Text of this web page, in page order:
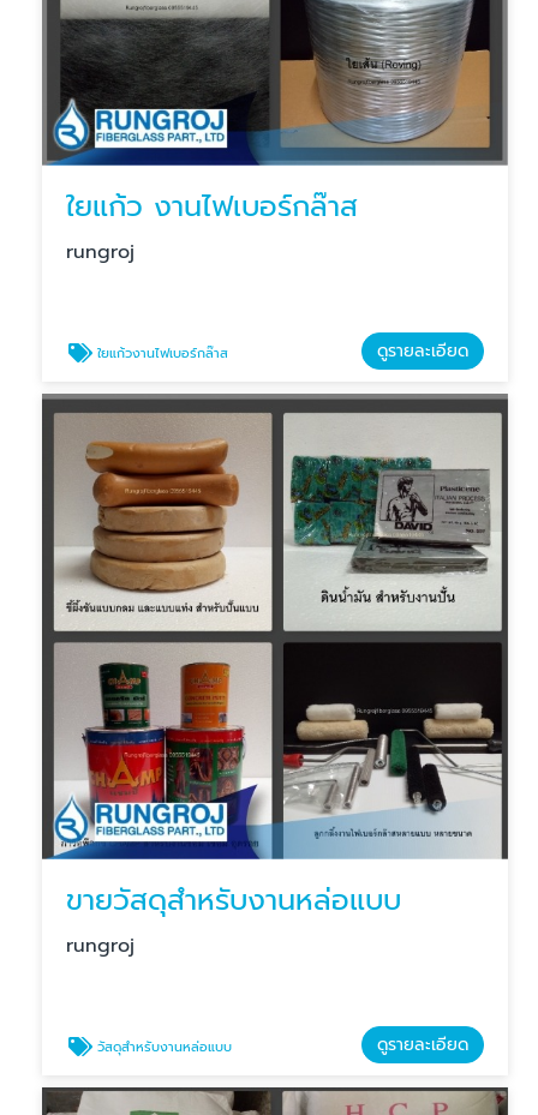
ใยแก้ว งานไฟเบอร์กล๊าส
rungroj
ใยแก้วงานไฟเบอร์กล๊าส ดูรายละเอียด
ขายวัสดุสำหรับงานหล่อแบบ
rungroj
วัสดุสำหรับงานหล่อแบบ ดูรายละเอียด